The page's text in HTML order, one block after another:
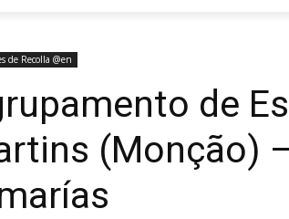
de Recolla @en
de
(Monção)